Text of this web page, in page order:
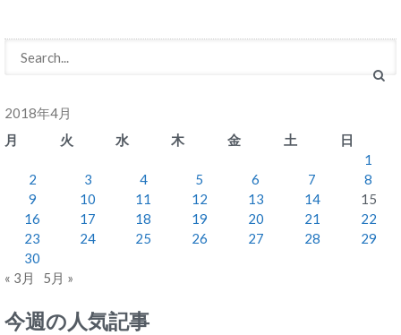
2018年4月
月
火 水 木 金 土
日
1
2
3 4 5 6 7
8
9
10 11 12 13 14
15
16
17 18 19 20 21
22
23
24 25 26 27 28
29
30
« 3月
5月 »
今週の人気記事